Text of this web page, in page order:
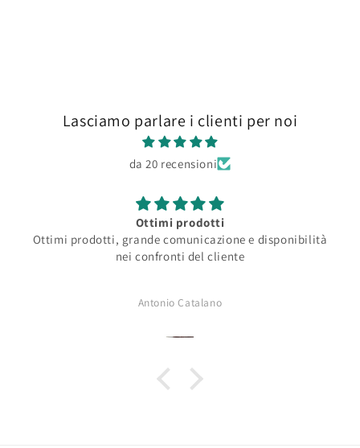
Lasciamo parlare i clienti per noi
da 20 recensioni
Ottimi prodotti
Ottimi prodotti, grande comunicazione e disponibilità
nei confronti del cliente
Antonio Catalano